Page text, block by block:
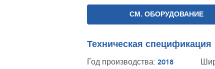
СМ. ОБОРУДОВАНИЕ
Техническая спецификация
Год производства: 2018